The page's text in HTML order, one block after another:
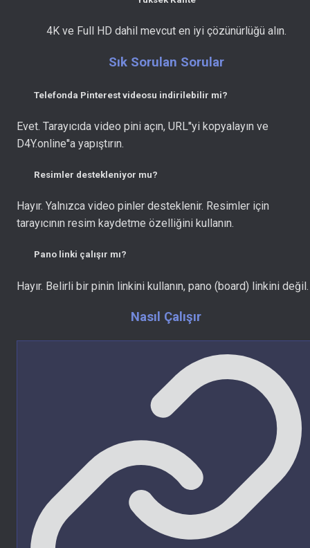
4K ve Full HD dahil mevcut en iyi çözünürlüğü alın.
Sık Sorulan Sorular
Telefonda Pinterest videosu indirilebilir mi?
Evet. Tarayıcıda video pini açın, URL''yi kopyalayın ve
D4Y.online''a yapıştırın.
Resimler destekleniyor mu?
Hayır. Yalnızca video pinler desteklenir. Resimler için
tarayıcının resim kaydetme özelliğini kullanın.
Pano linki çalışır mı?
Hayır. Belirli bir pinin linkini kullanın, pano (board) linkini değil.
Nasıl Çalışır